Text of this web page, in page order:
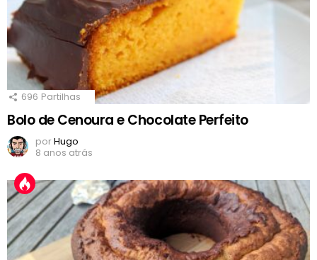
696 Partilhas
Bolo de Cenoura e Chocolate Perfeito
porHugo
8 anos atrás